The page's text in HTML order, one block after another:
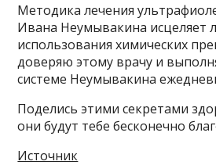
Методика лечения
Ивана Неумывакина исцеляет
использования химических
доверяю этому врачу и
системе Неумывакина
Поделись этими секретами
они будут тебе бесконечно
Источник